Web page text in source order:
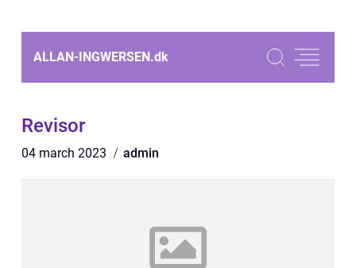
ALLAN-INGWERSEN.dk
Revisor
04 march 2023 admin